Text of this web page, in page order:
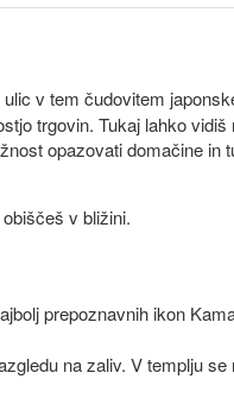
ulic v tem čudovitem
trgovin. Tukaj lahko
opazovati domačine in
v bližini.
prepoznavnih ikon
na zaliv. V templju